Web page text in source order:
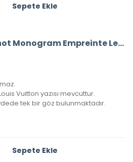
Sepete Ekle
A+ Louis Vuitton Junot Monogram Empreinte Leather (Siyah)
Vuitton yazısı mevcuttur.
tek bir göz bulunmaktadır.
Sepete Ekle